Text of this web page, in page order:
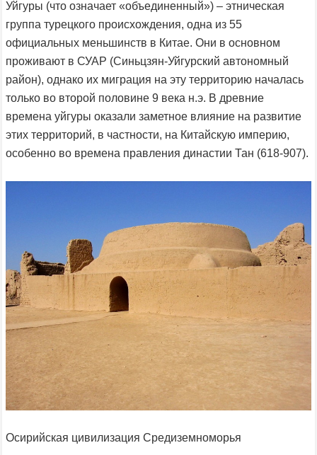
Уйгуры (что означает «объединенный») – этническая
группа турецкого происхождения, одна из 55
официальных меньшинств в Китае. Они в основном
проживают в СУАР (Синьцзян-Уйгурский автономный
район), однако их миграция на эту территорию началась
только во второй половине 9 века н.э. В древние
времена уйгуры оказали заметное влияние на развитие
этих территорий, в частности, на Китайскую империю,
особенно во времена правления династии Тан (618-907).
Осирийская цивилизация Средиземноморья